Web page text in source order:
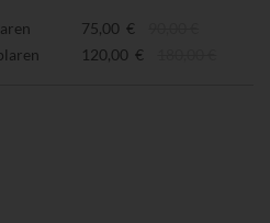
75,00 €
120,00 €